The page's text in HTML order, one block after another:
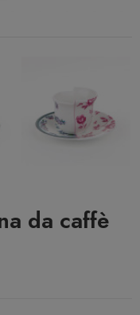
da caffè